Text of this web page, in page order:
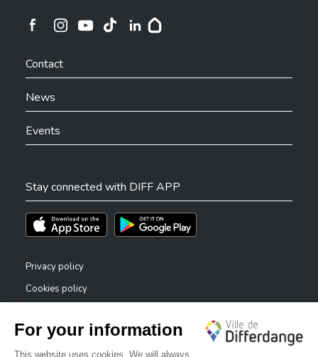
Ville de Differdange sur Instagram
Contact
News
Events
Stay connected with DIFF APP
Téléchargez l'app sur l'App StoreTéléchargez l'app sur Play Store
Privacy policy
Cookies policy
Accessibility statement
✕